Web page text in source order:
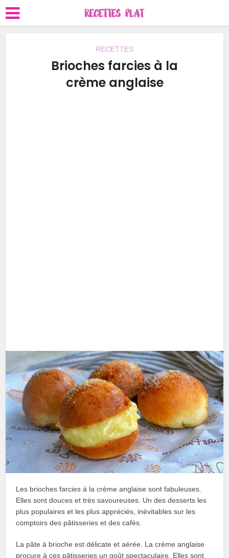
RECETTES
Brioches farcies à la
crème anglaise
Les brioches farcies à la crème anglaise sont fabuleuses.
Elles sont douces et très savoureuses. Un des desserts les
plus populaires et les plus appréciés, inévitables sur les
comptoirs des pâtisseries et des cafés.
La pâte à brioche est délicate et aérée. La crème anglaise
procure à ces pâtisseries un goût spectaculaire. Elles sont